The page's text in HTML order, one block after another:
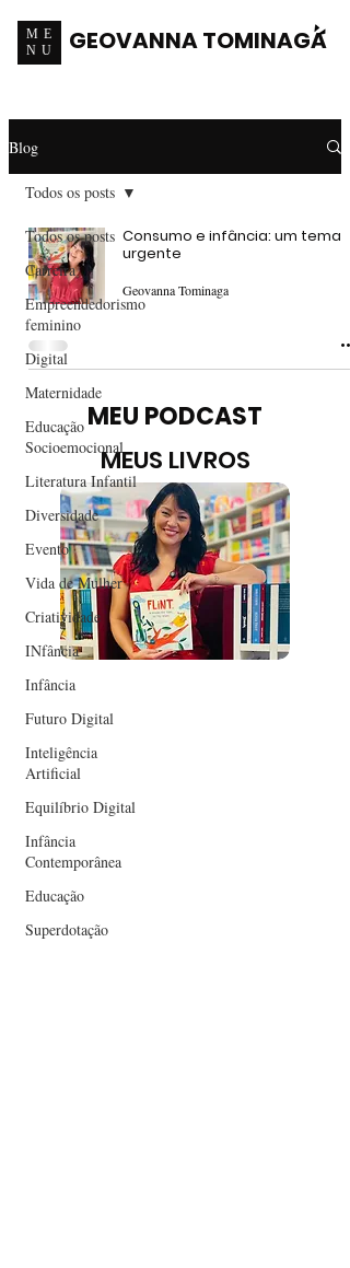
ME
NU
GEOVANNA TOMINAGA
Blog
Todos os posts
Carreira
Empreendedorismo
feminino
Digital
Maternidade
Educação
Socioemocional
Literatura Infantil
Diversidade
Evento
Vida de Mulher
Criatividade
INfância
Infância
Futuro Digital
Inteligência
Artificial
Equilíbrio Digital
Infância
Contemporânea
Educação
Superdotação
Todos os posts
Consumo e infância: um tema
urgente
Geovanna Tominaga
MEU PODCAST
MEUS LIVROS